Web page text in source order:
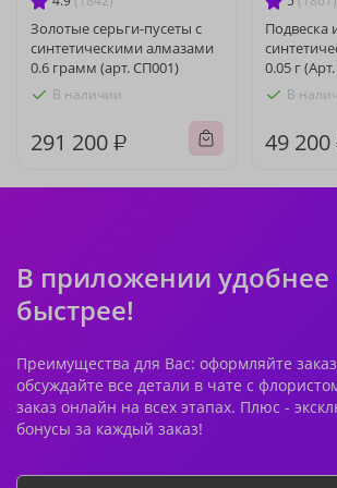
Золотые серьги-пусеты с
синтетическими алмазами
0.6 грамм (арт. СП001)
В наличии
291 200 ₽
Подвеска
0.05 г
В
49 200
В приложении удобнее
быстрее!
Преимущества для Вас: оформляйте
обсуждайте все детали в чате с
заказ онлайн на всех этапах. Плюс -
бонусы за каждый заказ!